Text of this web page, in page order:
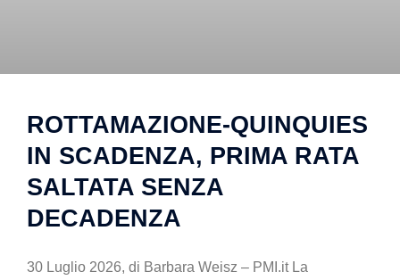
ROTTAMAZIONE-QUINQUIES
IN SCADENZA, PRIMA RATA
SALTATA SENZA
DECADENZA
30 Luglio 2026, di Barbara Weisz – PMI.it La